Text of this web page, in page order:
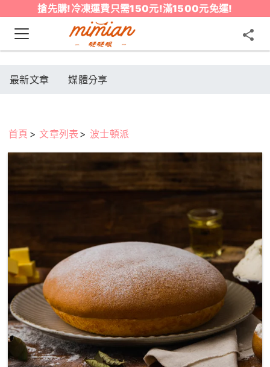
搶先購!冷凍運費只需150元!滿1500元免運!
最新文章 媒體分享
首頁 文章列表 波士頓派